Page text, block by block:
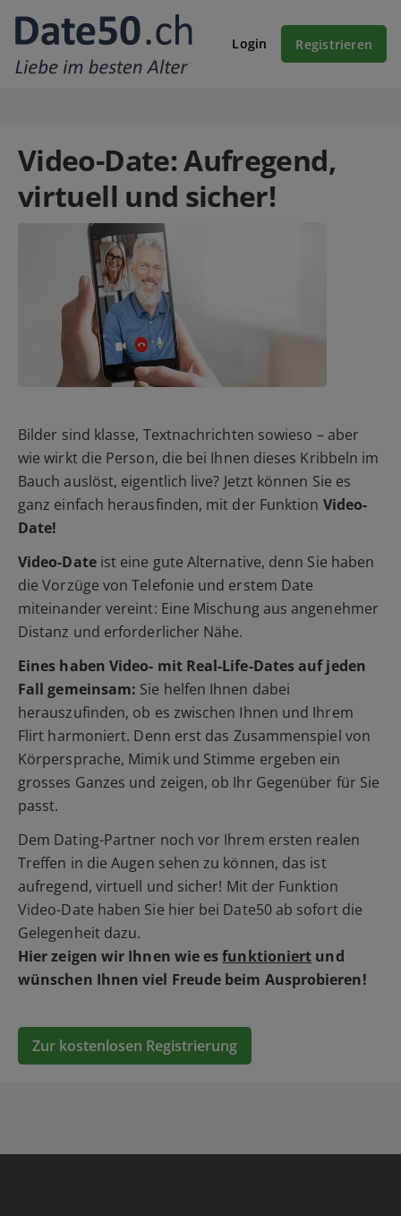
Login Registrieren
Video-Date: Aufregend,
virtuell und sicher!
Bilder sind klasse, Textnachrichten sowieso – aber
wie wirkt die Person, die bei Ihnen dieses Kribbeln im
Bauch auslöst, eigentlich live? Jetzt können Sie es
ganz einfach herausfinden, mit der Funktion Video-
Date!
Video-Dateist eine gute Alternative, denn Sie haben
die Vorzüge von Telefonie und erstem Date
miteinander vereint: Eine Mischung aus angenehmer
Distanz und erforderlicher Nähe.
Eines haben Video- mit Real-Life-Dates auf jeden
Fall gemeinsam: Sie helfen Ihnen dabei
herauszufinden, ob es zwischen Ihnen und Ihrem
Flirt harmoniert. Denn erst das Zusammenspiel von
Körpersprache, Mimik und Stimme ergeben ein
grosses Ganzes und zeigen, ob Ihr Gegenüber für Sie
passt.
Dem Dating-Partner noch vor Ihrem ersten realen
Treffen in die Augen sehen zu können, das ist
aufregend, virtuell und sicher! Mit der Funktion
Video-Date haben Sie hier bei Date50 ab sofort die
Gelegenheit dazu.
Hier zeigen wir Ihnen wie esfunktioniert und
wünschen Ihnen viel Freude beim Ausprobieren!
Zur kostenlosen Registrierung